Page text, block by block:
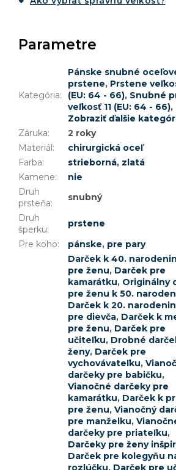
Parametre
Kategória:
Pánske snubné
prstene, Prstene
(EU: 64 - 66), Snubné
veľkosť 11 (EU: 64 - 66),
Zobraziť ďalšie
Záruka:
2 roky
Materiál :
chirurgická oceľ
Farba: strieborná, zlatá
Kamene:
nie
Druh
prsteňa:
snubný
Druh
šperku:
prstene
Pre koho: pánske, pre pary
Darček k 40.
pre ženu, Darček pre
kamarátku, Originálny
pre ženu k 50.
Darček k 20.
pre dievča, Darček k
pre ženu, Darček pre
učiteľku, Drobné
ženy, Darček pre
vychovávateľku,
darčeky pre babičku,
Vianočné darčeky pre
kamarátku, Darček k
pre ženu, Vianočný
pre manželku,
darčeky pre priateľku,
Darčeky pre ženy
Darček pre kolegyňu